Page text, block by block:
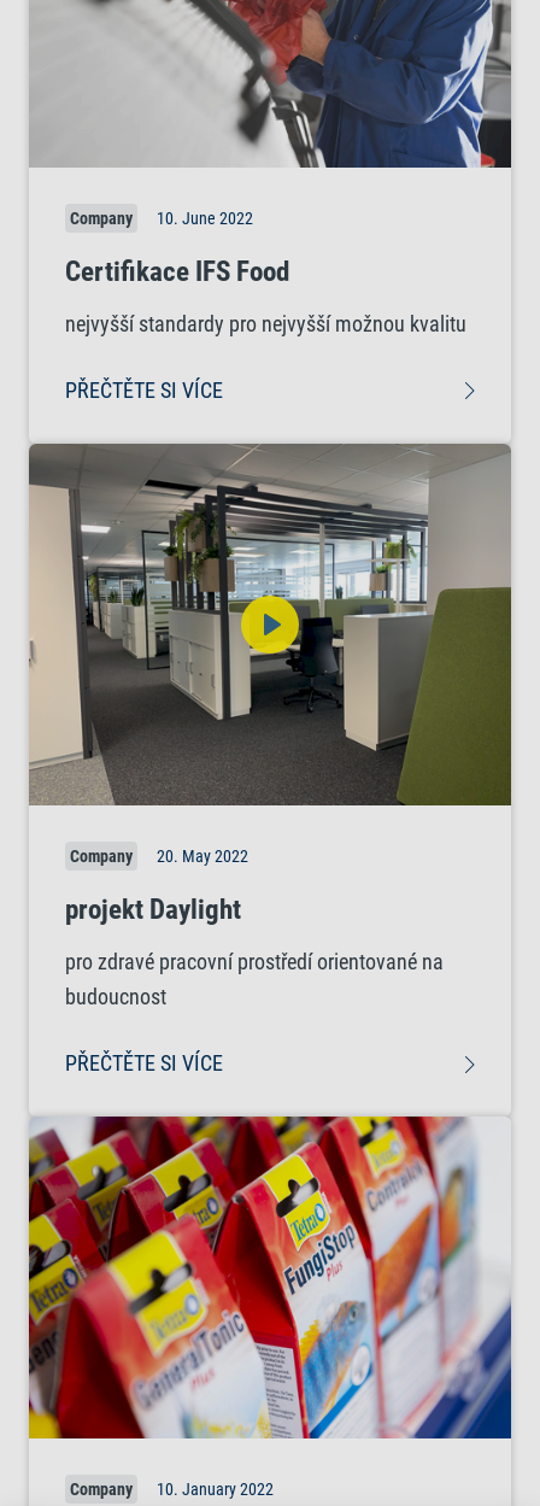
Company 10. June 2022
Certifikace IFS Food
nejvyšší standardy pro nejvyšší možnou kvalitu
PŘEČTĚTE SI VÍCE
Company 20. May 2022
projekt Daylight
pro zdravé pracovní prostředí orientované na
budoucnost
PŘEČTĚTE SI VÍCE
Company 10. January 2022